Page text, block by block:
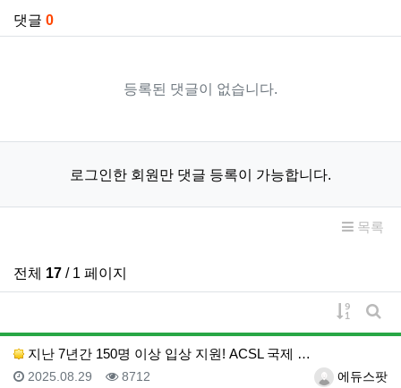
댓글 0
등록된 댓글이 없습니다.
로그인한 회원만 댓글 등록이 가능합니다.
목록
전체 17 / 1 페이지
게시물
게
지난 7년간 150명 이상 입상 지원! ACSL 국제 …
등록자에듀스팟
등록일
2025.08.29 조회
8712